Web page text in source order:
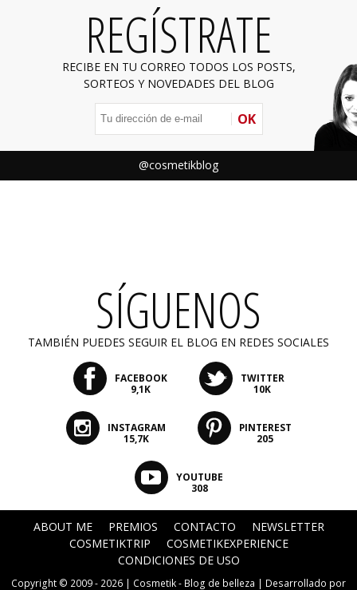
REGÍSTRATE
RECIBE EN TU CORREO TODOS LOS POSTS,
SORTEOS Y NOVEDADES DEL BLOG
OK
@cosmetikblog
SÍGUENOS
TAMBIÉN PUEDES SEGUIR EL BLOG EN REDES SOCIALES
FACEBOOK
9,1K
TWITTER
10K
INSTAGRAM
15,7K
PINTEREST
205
YOUTUBE
308
ABOUT ME PREMIOS CONTACTO
NEWSLETTER
COSMETIKTRIP
COSMETIKEXPERIENCE
CONDICIONES DE USO
Copyright © 2009 - 2026 | Cosmetik - Blog de belleza | Desarrollado por